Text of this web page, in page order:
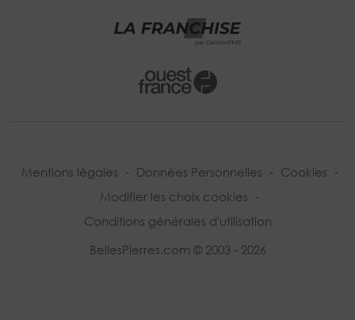
Mentions légales - Données Personnelles - Cookies -
Modifier les choix cookies -
Conditions générales d'utilisation
BellesPierres.com © 2003 - 2026